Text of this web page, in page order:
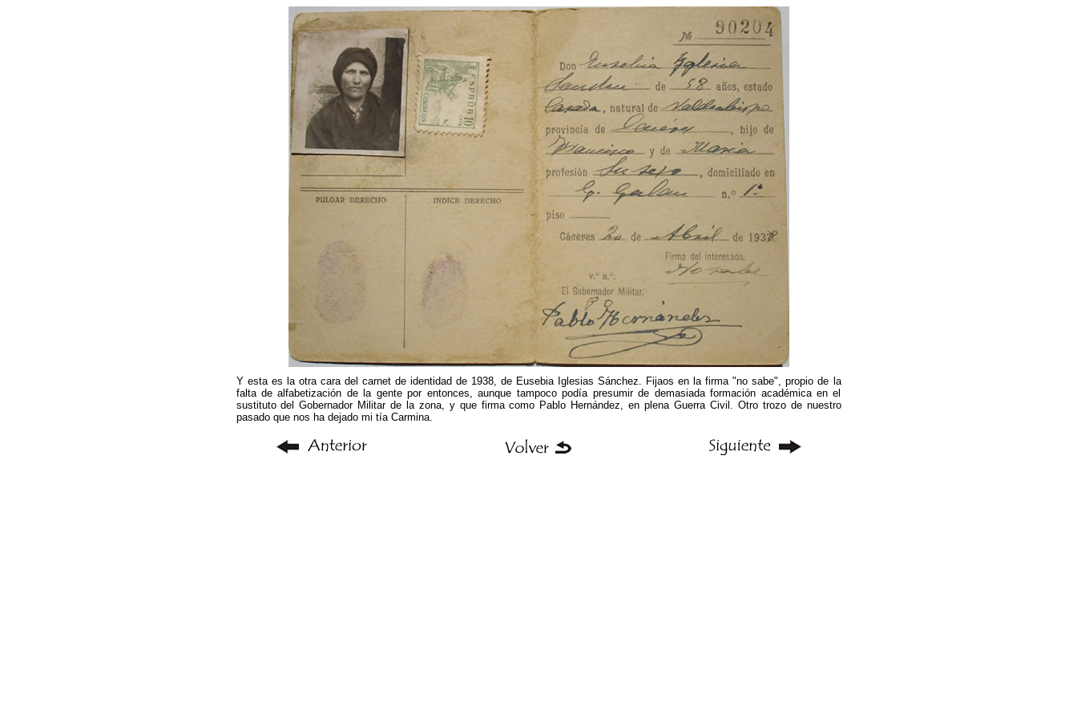
Y esta es la otra cara del carnet de identidad de 1938, de Eusebia Iglesias Sánchez. Fijaos en la firma "no sabe", propio de la
falta de alfabetización de la gente por entonces, aunque tampoco podía presumir de demasiada formación académica en el
sustituto del Gobernador Militar de la zona, y que firma como Pablo Hernández, en plena Guerra Civil. Otro trozo de nuestro
pasado que nos ha dejado mi tía Carmina.